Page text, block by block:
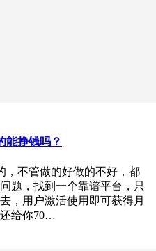
能挣钱吗？
，不管做的好做的不好，都
题，找到一个靠谱平台，只
，用户激活使用即可获得月
给你70…